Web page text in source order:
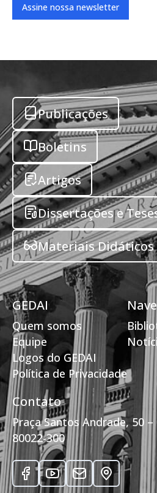
Assine nossa newsletter
Publicações
Boletins
Artigos
Dissertações e
Materiais Didáticos
GEDAI
Quem somos
Equipe
Logos do GEDAI
Política de Privacidade
Contato
Praça Santos Andrade, 50 –
80022-300